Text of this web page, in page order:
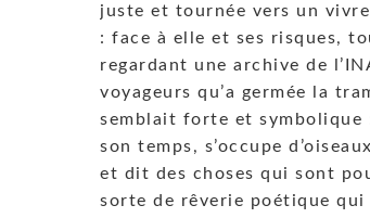
juste et tournée vers un
: face à elle et ses risques,
regardant une archive de
voyageurs qu’a germée la
semblait forte et symbolique
son temps, s’occupe
et dit des choses qui sont
sorte de rêverie poétique